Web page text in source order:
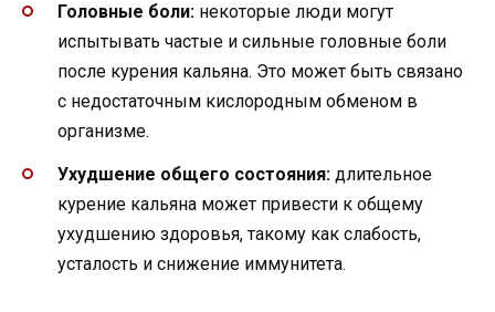
Головные боли: некоторые люди могут
испытывать частые и сильные головные боли
после курения кальяна. Это может быть связано
с недостаточным кислородным обменом в
организме.
Ухудшение общего состояния: длительное
курение кальяна может привести к общему
ухудшению здоровья, такому как слабость,
усталость и снижение иммунитета.